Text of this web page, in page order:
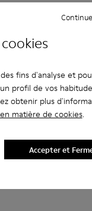
fins d'analyse et
profil de vos
obtenir plus
matière de cookies.
Accepter et